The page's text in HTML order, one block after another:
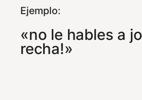
Ejemplo:
«no le hables a
recha!»